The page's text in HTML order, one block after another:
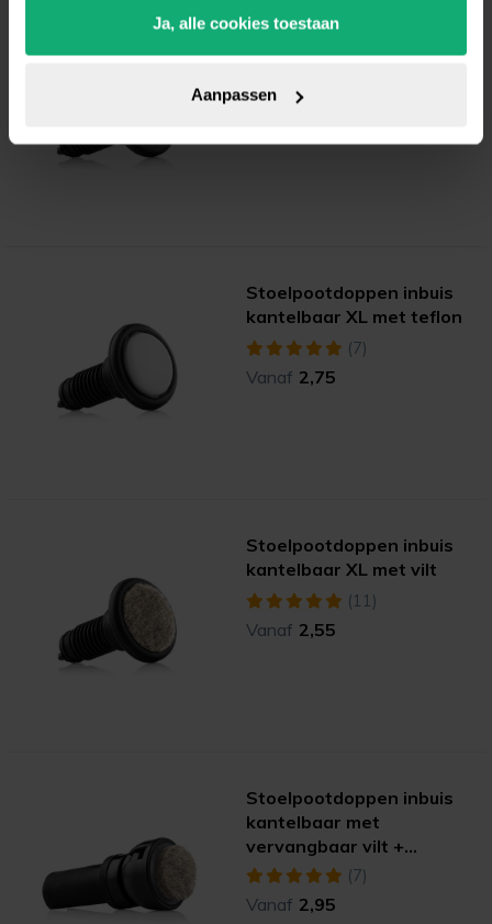
Ja, alle cookies toestaan
Aanpassen
kantelbaar XL met nylon
Stoelpootdoppen inbuis
kantelbaar XL met teflon
(7)
Vanaf 2,75
Stoelpootdoppen inbuis
kantelbaar XL met vilt
(11)
Vanaf 2,55
Stoelpootdoppen inbuis
kantelbaar met
vervangbaar vilt +
trillingsdemper
(7)
Vanaf 2,95